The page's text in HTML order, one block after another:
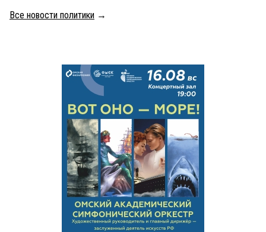
Все новости политики →